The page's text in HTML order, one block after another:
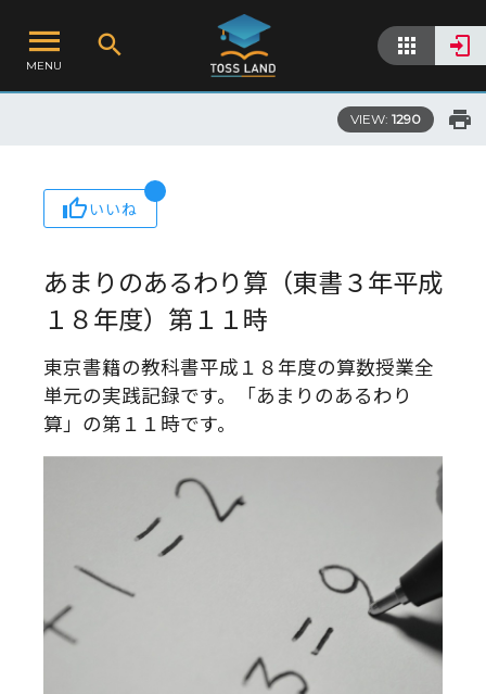
MENU
VIEW: 1290
いいね
あまりのあるわり算（東書３年平成
１８年度）第１１時
東京書籍の教科書平成１８年度の算数授業全
単元の実践記録です。「あまりのあるわり
算」の第１１時です。